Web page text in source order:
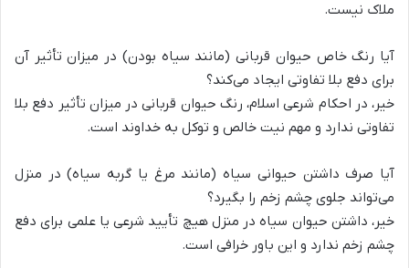
ملاک نیست.
آیا رنگ خاص حیوان قربانی (مانند سیاه بودن) در میزان تأثیر آن
برای دفع بلا تفاوتی ایجاد می‌کند؟
خیر، در احکام شرعی اسلام، رنگ حیوان قربانی در میزان تأثیر دفع بلا
تفاوتی ندارد و مهم نیت خالص و توکل به خداوند است.
آیا صرف داشتن حیوانی سیاه (مانند مرغ یا گربه سیاه) در منزل
می‌تواند جلوی چشم زخم را بگیرد؟
خیر، داشتن حیوان سیاه در منزل هیچ تأیید شرعی یا علمی برای دفع
چشم زخم ندارد و این باور خرافی است.